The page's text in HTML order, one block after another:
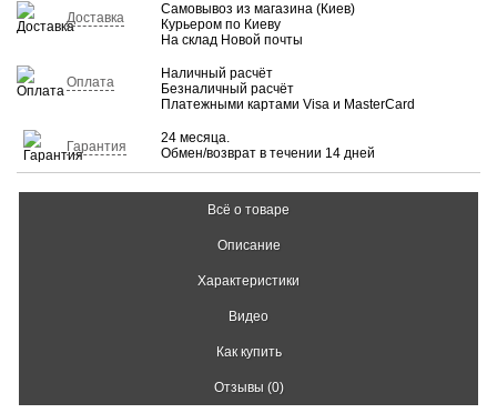
Доставка
Самовывоз из магазина (Киев)
Курьером по Киеву
На склад Новой почты
Оплата
Наличный расчёт
Безналичный расчёт
Платежными картами Visa и MasterCard
Гарантия
24 месяца.
Обмен/возврат в течении 14 дней
Всё о товаре
Описание
Характеристики
Видео
Как купить
Отзывы (0)